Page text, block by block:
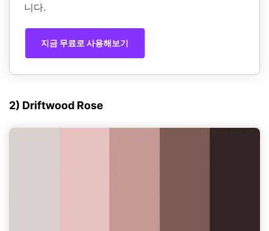
니다.
지금 무료로 사용해보기
2) Driftwood Rose